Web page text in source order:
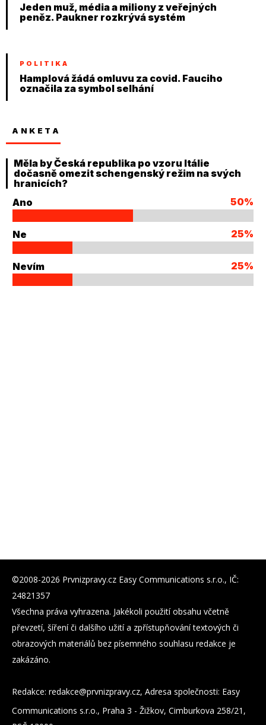
Jeden muž, média a miliony z veřejných
peněz. Paukner rozkrývá systém
POLITIKA
Hamplová žádá omluvu za covid. Fauciho
označila za symbol selhání
ANKETA
Měla by Česká republika po vzoru Itálie
dočasně omezit schengenský režim na svých
hranicích?
Ano
50%
Ne 25%
Nevím 25%
©2008-2026 Prvnizpravy.cz Easy Communications s.r.o., IČ:
24821357
Všechna práva vyhrazena. Jakékoli použití obsahu včetně
převzetí, šíření či dalšího užití a zpřístupňování textových či
obrazových materiálů bez písemného souhlasu redakce je
zakázáno.
Redakce: zc.yvarpzinvrp@eckader, Adresa společnosti: Easy
Communications s.r.o., Praha 3 - Žižkov, Cimburkova 258/21,